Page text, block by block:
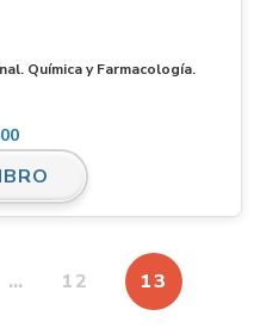
Química y Farmacología.
… 12 13